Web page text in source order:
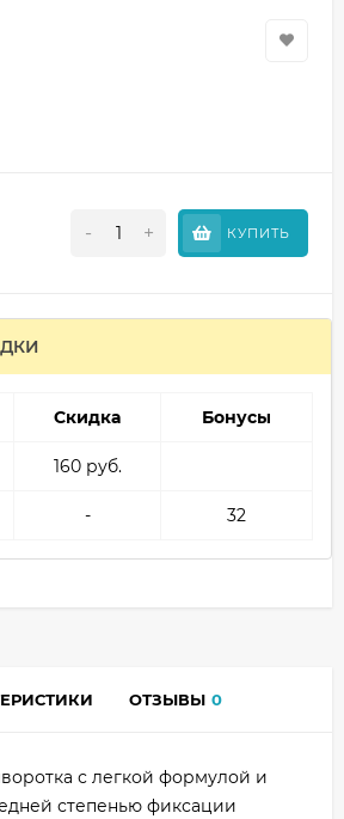
- + КУПИТЬ
Скидка Бонусы
160 руб.
- 32
ОТЗЫВЫ 0
с легкой формулой и
степенью фиксации